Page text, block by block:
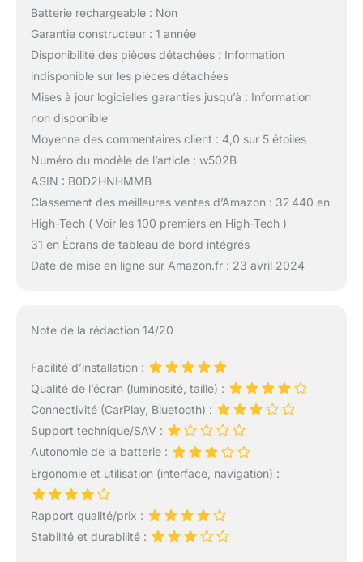
parfaitement compatible
qu'avec les séries S.
【Remarque】: La carte
TF de 64 Go ne prend
pas en charge les mises
uniquement le stockage
de musique et de vidéos
Si vous souhaitez mettre
utiliser une carte de
petite capacité de 32, 16,
8, 4 Go. Vous devez
utiliser ce produit.
l'utilisation du câble
d'alimentation de la moto
pour fournir de l'énergie
à la batterie, assurez-
vous que la tension de
sortie et le courant sont
de 12V, 1A. Si le port USB
de la moto fournit une
inférieurs à 5V, 2A, il
n'est pas recommandé
Batterie rechargeable : Non
Garantie constructeur : 1 année
Disponibilité des pièces détachées : Information
indisponible sur les pièces détachées
Mises à jour logicielles garanties jusqu’à : Information
non disponible
Moyenne des commentaires client : 4,0 sur 5 étoiles
Numéro du modèle de l’article : w502B
ASIN : B0D2HNHMMB
Classement des meilleures ventes d’Amazon : 32 440 en
High-Tech ( Voir les 100 premiers en High-Tech )
31 en Écrans de tableau de bord intégrés
Date de mise en ligne sur Amazon.fr : 23 avril 2024
Note de la rédaction 14/20
Facilité d’installation :
Qualité de l’écran (luminosité, taille) :
Connectivité (CarPlay, Bluetooth) :
Support technique/SAV :
Autonomie de la batterie :
Ergonomie et utilisation (interface, navigation) :
Rapport qualité/prix :
Stabilité et durabilité :